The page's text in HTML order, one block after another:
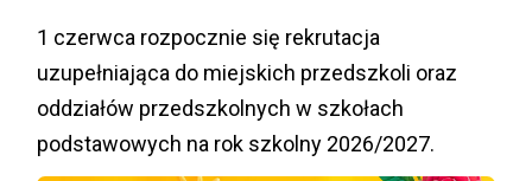
1 czerwca rozpocznie się rekrutacja
uzupełniająca do miejskich przedszkoli oraz
oddziałów przedszkolnych w szkołach
podstawowych na rok szkolny 2026/2027.